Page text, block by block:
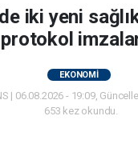
iki yeni
protokol
EKONOMİ
| 06.08.2026 - 19:09,
653 kez okundu.